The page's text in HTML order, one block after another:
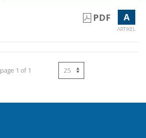
PDF A
ARTIKEL
page 1 of 1